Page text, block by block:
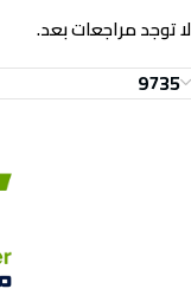
لا توجد مراجعات بعد.
9735